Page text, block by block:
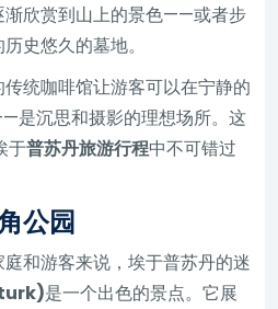
渐欣赏到山上的景色——或者步
史悠久的墓地。
统咖啡馆让游客可以在宁静的
是沉思和摄影的理想场所。这
于普苏丹旅游行程中不可错过
公园
和游客来说，埃于普苏丹的迷
是一个出色的景点。它展